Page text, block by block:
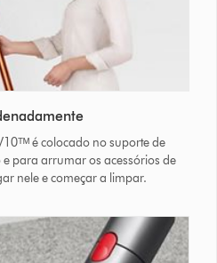
é colocado no suporte de
para arrumar os acessórios de
nele e começar a limpar.